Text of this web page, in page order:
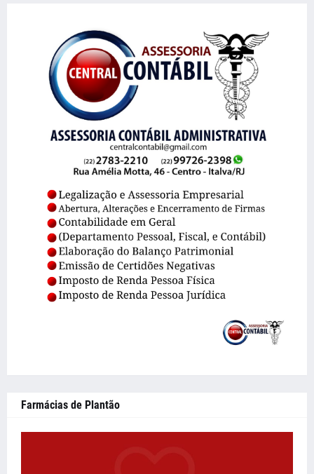
Farmácias de Plantão